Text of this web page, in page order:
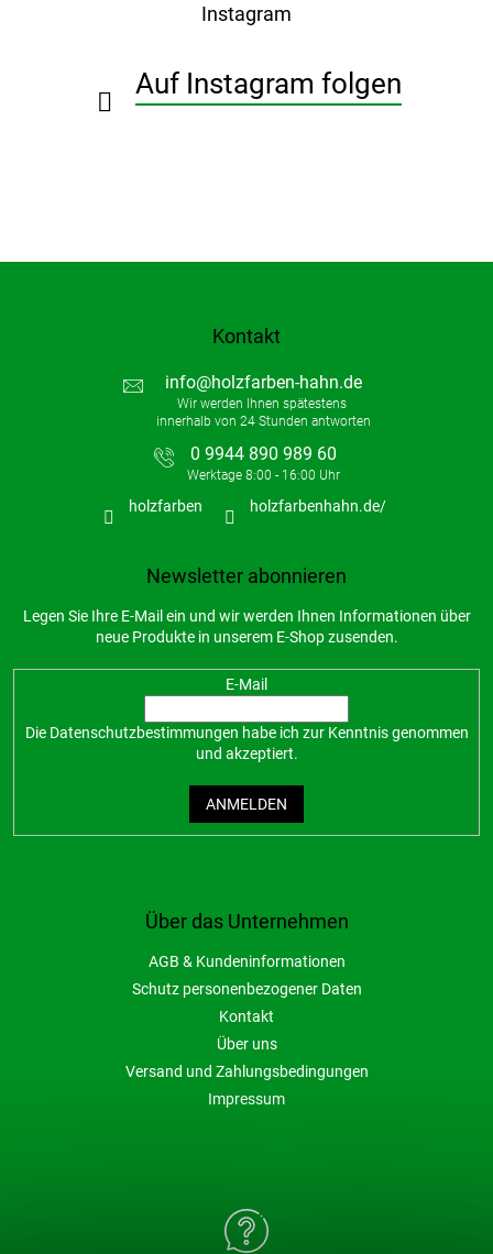
Über das Unternehmen
AGB & Kundeninformationen
Schutz personenbezogener Daten
Kontakt
Über uns
Versand und Zahlungsbedingungen
Impressum
Instagram
Auf Instagram folgen
Kontakt
info@holzfarben-hahn.de
0 9944 890 989 60
holzfarben holzfarbenhahn.de/
Newsletter abonnieren
Legen Sie Ihre E-Mail ein und wir werden Ihnen Informationen über
neue Produkte in unserem E-Shop zusenden.
E-Mail
Die Datenschutzbestimmungen habe ich zur Kenntnis genommen
und akzeptiert.
ANMELDEN